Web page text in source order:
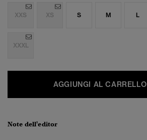
XXS XS S M L
XXXL
AGGIUNGI AL CARRELLO
Note dell'editor